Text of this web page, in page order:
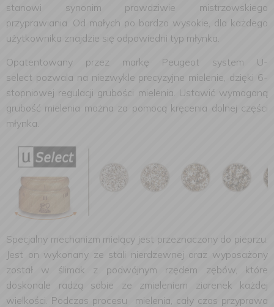
stanowi synonim prawdziwie mistrzowskiego
przyprawiania. Od małych po bardzo wysokie, dla każdego
użytkownika znajdzie się odpowiedni typ młynka.
Opatentowany przez markę Peugeot system U-
select pozwala na niezwykle precyzyjne mielenie, dzięki 6-
stopniowej regulacji grubości mielenia. Ustawić wymaganą
grubość mielenia można za pomocą kręcenia dolnej części
młynka.
Specjalny mechanizm mielący jest przeznaczony do pieprzu.
Jest on wykonany ze stali nierdzewnej oraz wyposażony
został w ślimak z podwójnym rzędem zębów, które
doskonale radzą sobie ze zmieleniem ziarenek każdej
wielkości. Podczas procesu mielenia, cały czas przyprawa